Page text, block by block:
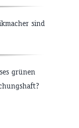
sind
grünen